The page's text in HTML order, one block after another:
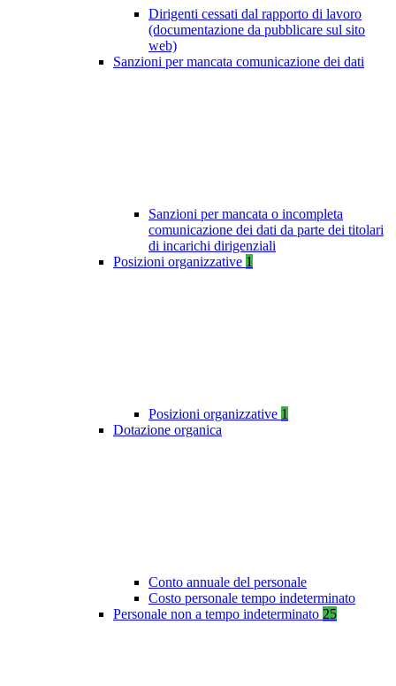
Dirigenti cessati dal rapporto di lavoro
(documentazione da pubblicare sul sito
web)
Sanzioni per mancata comunicazione dei dati
Sanzioni per mancata o incompleta
comunicazione dei dati da parte dei titolari
di incarichi dirigenziali
Posizioni organizzative 1
Posizioni organizzative 1
Dotazione organica
Conto annuale del personale
Costo personale tempo indeterminato
Personale non a tempo indeterminato 25